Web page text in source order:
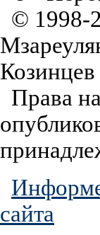
© 1998-
Козинцев
Права
сайта